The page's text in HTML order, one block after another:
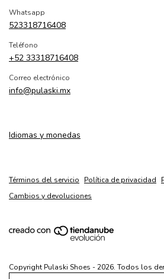
Whatsapp
523318716408
Teléfono
+52 33318716408
Correo electrónico
info@pulaski.mx
Idiomas y monedas
Términos del servicio Política de privacidad
Cambios y devoluciones
Copyright Pulaski Shoes - 2026. Todos los